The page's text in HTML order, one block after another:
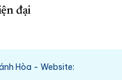
đại
Hòa - Website: